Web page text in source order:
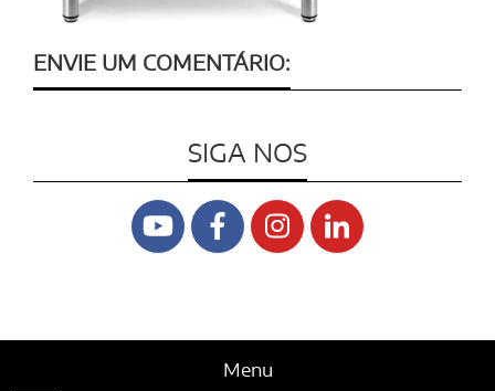
ENVIE UM COMENTÁRIO:
SIGA NOS
Menu